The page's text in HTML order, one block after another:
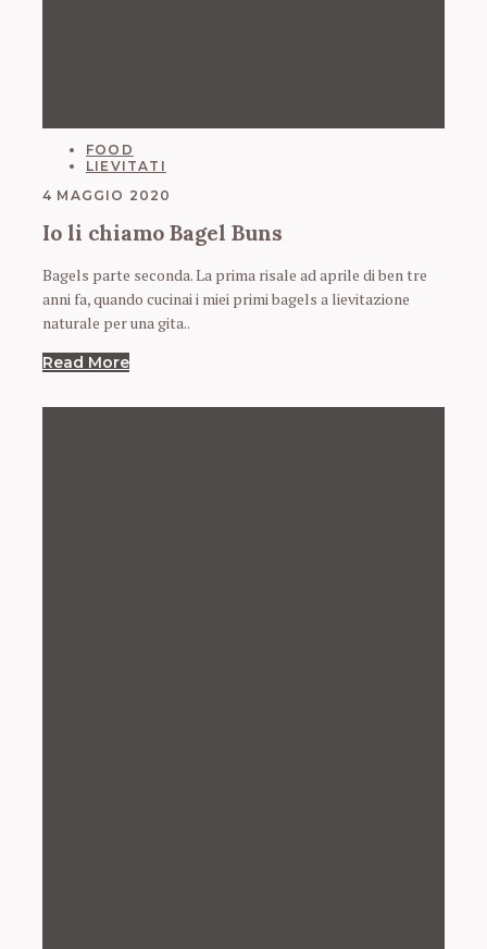
CATEGORIES
FOOD
LIEVITATI
4 MAGGIO 2020
Io li chiamo Bagel Buns
Bagels parte seconda. La prima risale ad aprile di ben tre
anni fa, quando cucinai i miei primi bagels a lievitazione
naturale per una gita..
Read More